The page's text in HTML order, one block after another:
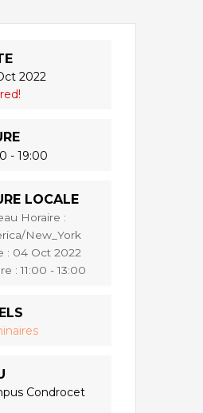
2022
- 19:00
LOCALE
Horaire :
New_York
: 04 Oct 2022
:11:00 - 13:00
Condrocet